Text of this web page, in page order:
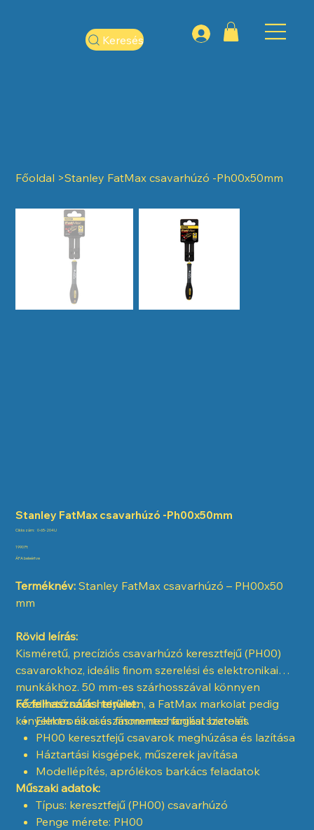
Keresés
Főoldal >Stanley FatMax csavarhúzó -Ph00x50mm
Stanley FatMax csavarhúzó -Ph00x50mm
Cikkszám: Cikkszám:
0-65-204U
Ár
1990 Ft
ÁFA beleértve
Terméknév: Stanley FatMax csavarhúzó – PH00x50
mm
Rövid leírás:
Kisméretű, precíziós csavarhúzó keresztfejű (PH00)
csavarokhoz, ideális finom szerelési és elektronikai
munkákhoz. 50 mm-es szárhosszával könnyen
kezelhető szűk helyeken, a FatMax markolat pedig
kényelmes és csúszásmentes fogást biztosít.
Fő felhasználási terület:
Elektronikai és finommechanikai szerelés
PH00 keresztfejű csavarok meghúzása és lazítása
Háztartási kisgépek, műszerek javítása
Modellépítés, aprólékos barkács feladatok
Műszaki adatok:
Típus: keresztfejű (PH00) csavarhúzó
Penge mérete: PH00